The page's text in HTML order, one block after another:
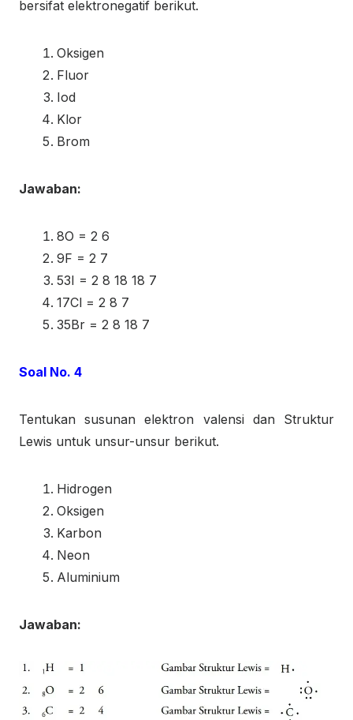
bersifat elektronegatif berikut.
Oksigen
Fluor
Iod
Klor
Brom
Jawaban:
8O = 2 6
9F = 2 7
53I = 2 8 18 18 7
17Cl = 2 8 7
35Br = 2 8 18 7
Soal No. 4
Tentukan susunan elektron valensi dan Struktur
Lewis untuk unsur-unsur berikut.
Hidrogen
Oksigen
Karbon
Neon
Aluminium
Jawaban: